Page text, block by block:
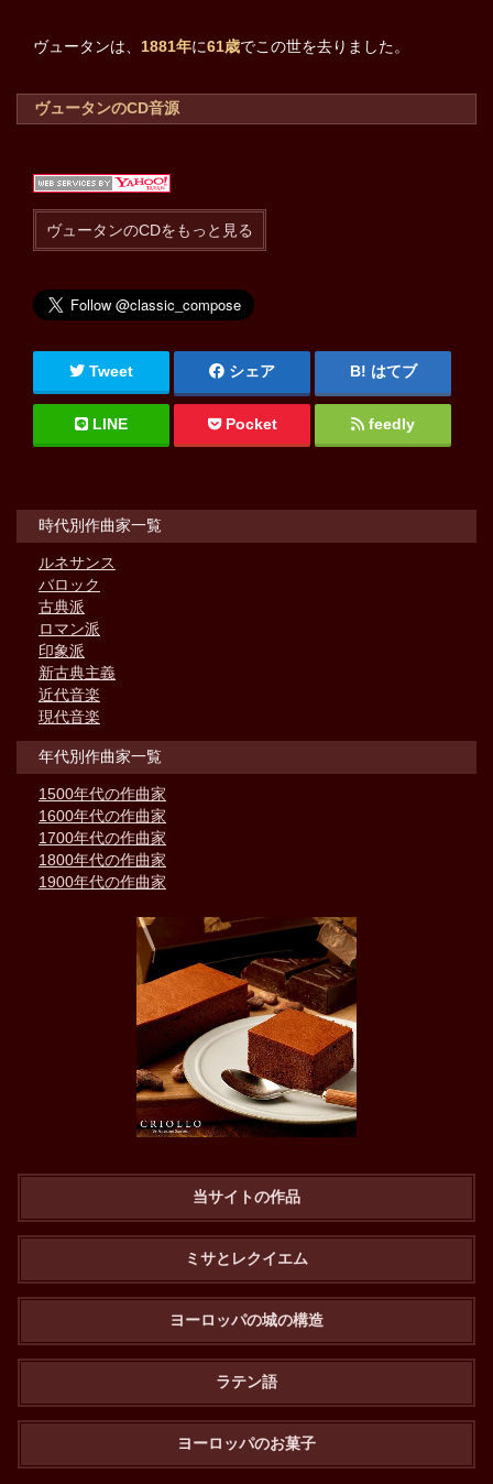
ヴュータンは、 1881年に61歳でこの世を去りました。
ヴュータンのCD音源
ヴュータンのCDをもっと見る
Tweet シェア はてブ
LINE Pocket feedly
時代別作曲家一覧
ルネサンス
バロック
古典派
ロマン派
印象派
新古典主義
近代音楽
現代音楽
年代別作曲家一覧
1500年代の作曲家
1600年代の作曲家
1700年代の作曲家
1800年代の作曲家
1900年代の作曲家
当サイトの作品
ミサとレクイエム
ヨーロッパの城の構造
ラテン語
ヨーロッパのお菓子